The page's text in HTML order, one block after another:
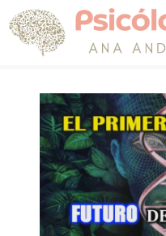
Saltar
al
contenido